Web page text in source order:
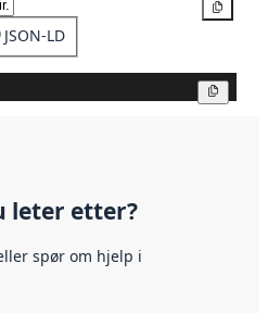
JSON-LD
leter etter?
spør om hjelp i